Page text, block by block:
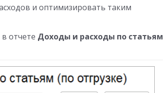
и оптимизировать таким
отчете Доходы и расходы по статьям